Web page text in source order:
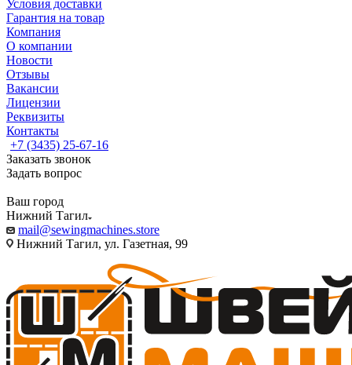
Условия доставки
Гарантия на товар
Компания
О компании
Новости
Отзывы
Вакансии
Лицензии
Реквизиты
Контакты
+7 (3435) 25-67-16
Заказать звонок
Задать вопрос
Ваш город
Нижний Тагил
mail@sewingmachines.store
Нижний Тагил, ул. Газетная, 99